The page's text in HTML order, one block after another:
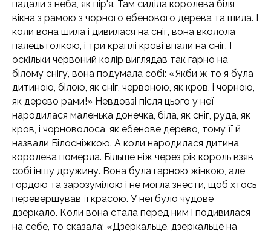
падали з неба, як пір'я. Там сиділа королева біля
вікна з рамою з чорного ебенового дерева та шила. І
коли вона шила і дивилася на сніг, вона вколола
палець голкою, і три краплі крові впали на сніг. І
оскільки червоний колір виглядав так гарно на
білому снігу, вона подумала собі: «Якби ж то я була
дитиною, білою, як сніг, червоною, як кров, і чорною,
як дерево рами!» Невдовзі після цього у неї
народилася маленька донечка, біла, як сніг, руда, як
кров, і чорноволоса, як ебенове дерево, тому її й
назвали Білосніжкою. А коли народилася дитина,
королева померла. Більше ніж через рік король взяв
собі іншу дружину. Вона була гарною жінкою, але
гордою та зарозумілою і не могла знести, щоб хтось
перевершував її красою. У неї було чудове
дзеркало. Коли вона стала перед ним і подивилася
на себе, то сказала: «Дзеркальце, дзеркальце на